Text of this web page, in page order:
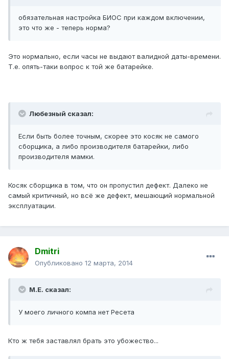
обязательная настройка БИОС при каждом включении,
это что же - теперь норма?
Это нормально, если часы не выдают валидной даты-времени.
Т.е. опять-таки вопрос к той же батарейке.
Любезный сказал:
Если быть более точным, скорее это косяк не самого
сборщика, а либо производителя батарейки, либо
производителя мамки.
Косяк сборщика в том, что он пропустил дефект. Далеко не
самый критичный, но всё же дефект, мешающий нормальной
эксплуатации.
Dmitri
Опубликовано 12 марта, 2014
М.Е. сказал:
У моего личного компа нет Ресета
Кто ж тебя заставлял брать это убожество...